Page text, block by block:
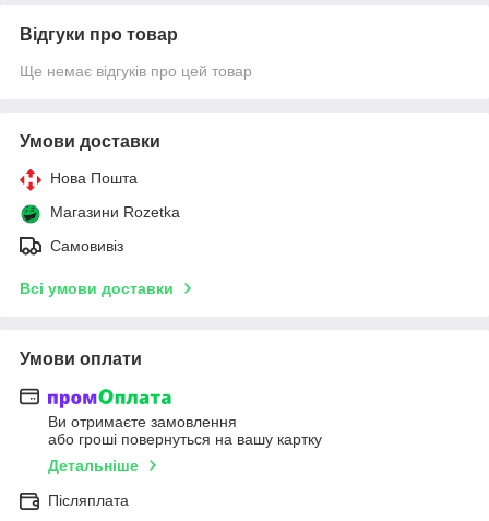
Відгуки про товар
Ще немає відгуків про цей товар
Умови доставки
Нова Пошта
Магазини Rozetka
Самовивіз
Всі умови доставки
Умови оплати
Ви отримаєте замовлення
або гроші повернуться на вашу картку
Детальніше
Післяплата